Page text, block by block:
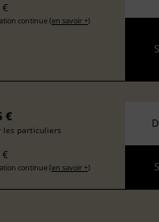
€
continue (en savoir +)
€
les particuliers
€
continue (en savoir +)